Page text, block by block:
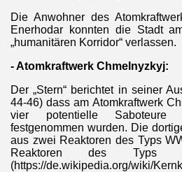
Die Anwohner des
Enerhodar konnten die Stadt
„humanitären Korridor“ verlassen.
- Atomkraftwerk Chmelnyzkyj:
Der „Stern“ berichtet in seiner
44-46) dass am Atomkraftwerk
vier potentielle
festgenommen wurden. Die
aus zwei Reaktoren des Typs
Reaktoren des Typs
(https://de.wikipedia.org/wiki/